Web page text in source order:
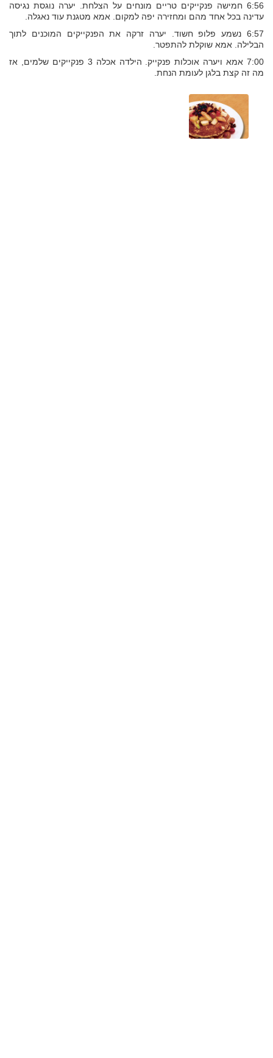
6:56 חמישה פנקייקים טריים מונחים על הצלחת. יערה נוגסת נגיסה
עדינה בכל אחד מהם ומחזירה יפה למקום. אמא מטגנת עוד נאגלה.
6:57 נשמע פלופ חשוד. יערה זרקה את הפנקייקים המוכנים לתוך
הבלילה. אמא שוקלת להתפטר.
7:00 אמא ויערה אוכלות פנקייק. הילדה אכלה 3 פנקייקים שלמים, אז
מה זה קצת בלגן לעומת הנחת.